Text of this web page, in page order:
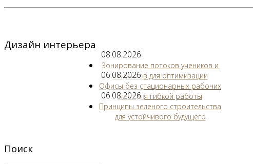
Дизайн интерьера
08.08.2026
Зонирование потоков учеников и
студентов для оптимизации
06.08.2026
Офисы без стационарных рабочих
мест для гибкой работы
06.08.2026
Принципы зеленого строительства
для устойчивого будущего
Поиск